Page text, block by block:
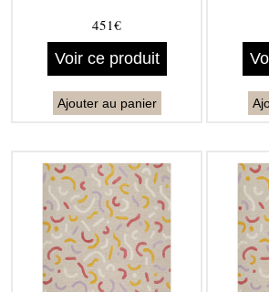
451€
Voir ce produit
Ajouter au panier